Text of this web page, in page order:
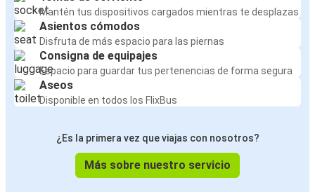
Mantén tus dispositivos cargados mientras te desplazas
Asientos cómodos
Disfruta de más espacio para las piernas
Consigna de equipajes
Espacio para guardar tus pertenencias de forma segura
Aseos
Disponible en todos los FlixBus
¿Es la primera vez que viajas con nosotros?
Más sobre nuestro servicio